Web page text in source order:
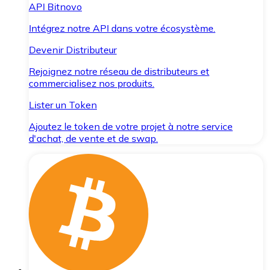
API Bitnovo
Intégrez notre API dans votre écosystème.
Devenir Distributeur
Rejoignez notre réseau de distributeurs et
commercialisez nos produits.
Lister un Token
Ajoutez le token de votre projet à notre service
d'achat, de vente et de swap.